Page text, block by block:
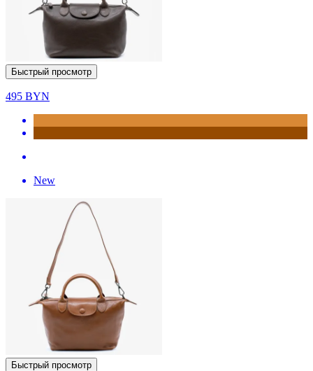
Быстрый просмотр
495 BYN
New
Быстрый просмотр